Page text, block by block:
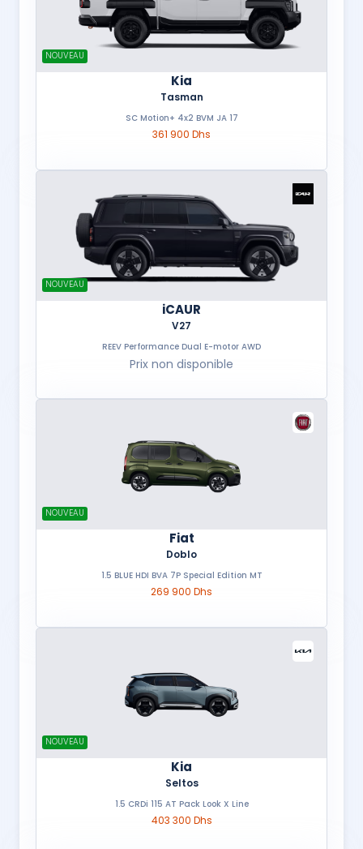
NOUVEAU
Kia
Tasman
SC Motion+ 4x2 BVM JA 17
361 900 Dhs
NOUVEAU
iCAUR
V27
REEV Performance Dual E-motor AWD
Prix non disponible
NOUVEAU
Fiat
Doblo
1.5 BLUE HDI BVA 7P Special Edition MT
269 900 Dhs
NOUVEAU
Kia
Seltos
1.5 CRDi 115 AT Pack Look X Line
403 300 Dhs